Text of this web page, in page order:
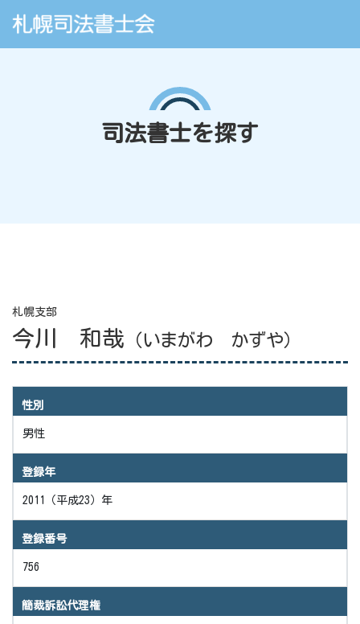
司法書士を探す
札幌支部
今川 和哉 （いまがわ かずや）
性別
男性
登録年
2011（平成23）年
登録番号
756
簡裁訴訟代理権